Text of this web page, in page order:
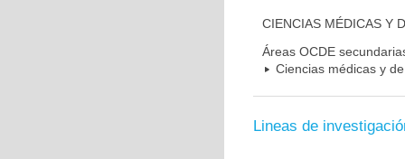
CIENCIAS MÉDICAS Y
Áreas OCDE
Ciencias médicas y
Lineas de